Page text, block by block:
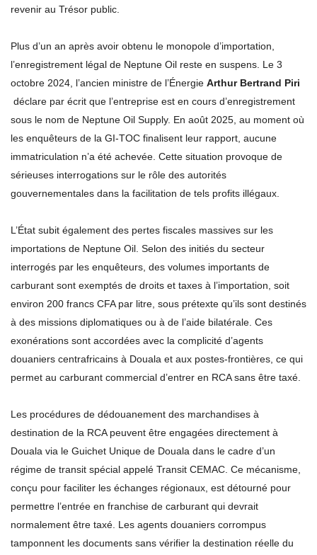
revenir au Trésor public.
Plus d’un an après avoir obtenu le monopole d’importation,
l’enregistrement légal de Neptune Oil reste en suspens. Le 3
octobre 2024, l’ancien ministre de l’Énergie Arthur Bertrand Piri
déclare par écrit que l’entreprise est en cours d’enregistrement
sous le nom de Neptune Oil Supply. En août 2025, au moment où
les enquêteurs de la GI-TOC finalisent leur rapport, aucune
immatriculation n’a été achevée. Cette situation provoque de
sérieuses interrogations sur le rôle des autorités
gouvernementales dans la facilitation de tels profits illégaux.
L’État subit également des pertes fiscales massives sur les
importations de Neptune Oil. Selon des initiés du secteur
interrogés par les enquêteurs, des volumes importants de
carburant sont exemptés de droits et taxes à l’importation, soit
environ 200 francs CFA par litre, sous prétexte qu’ils sont destinés
à des missions diplomatiques ou à de l’aide bilatérale. Ces
exonérations sont accordées avec la complicité d’agents
douaniers centrafricains à Douala et aux postes-frontières, ce qui
permet au carburant commercial d’entrer en RCA sans être taxé.
Les procédures de dédouanement des marchandises à
destination de la RCA peuvent être engagées directement à
Douala via le Guichet Unique de Douala dans le cadre d’un
régime de transit spécial appelé Transit CEMAC. Ce mécanisme,
conçu pour faciliter les échanges régionaux, est détourné pour
permettre l’entrée en franchise de carburant qui devrait
normalement être taxé. Les agents douaniers corrompus
tamponnent les documents sans vérifier la destination réelle du